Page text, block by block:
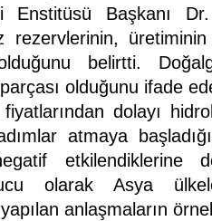
Enstitüsü Başkanı
rezervlerinin,
belirtti.
olduğunu ifade
dolayı
atmaya
etkilendiklerine
olarak Asya
anlaşmaların